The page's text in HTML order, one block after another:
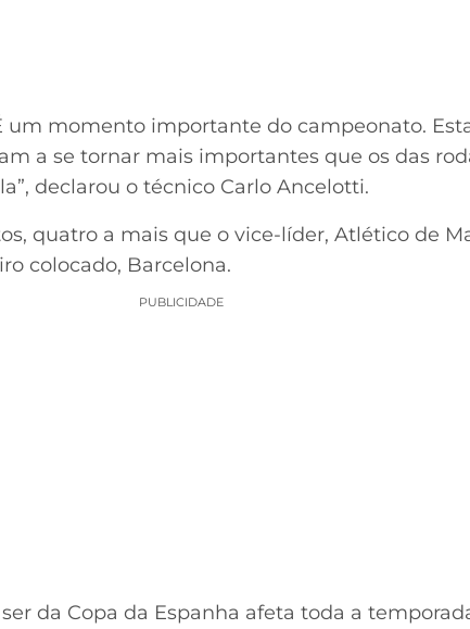
um momento importante do campeonato.
a se tornar mais importantes que os das
declarou o técnico Carlo Ancelotti.
quatro a mais que o vice-líder, Atlético de
colocado, Barcelona.
PUBLICIDADE
da Copa da Espanha afeta toda a